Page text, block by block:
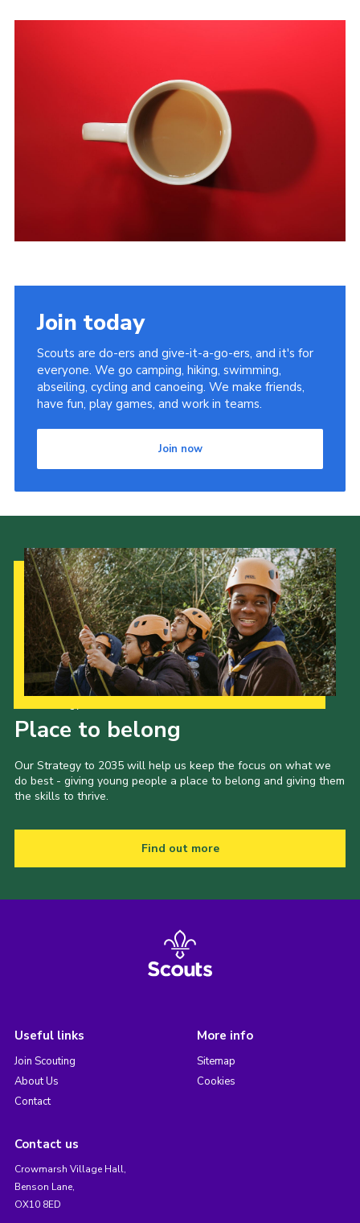
Join today
Scouts are do-ers and give-it-a-go-ers, and it's for
everyone. We go camping, hiking, swimming,
abseiling, cycling and canoeing. We make friends,
have fun, play games, and work in teams.
Join now
Place to belong
Our Strategy to 2035 will help us keep the focus on what we
do best - giving young people a place to belong and giving them
the skills to thrive.
Find out more
Useful links
Join Scouting
About Us
Contact
More info
Sitemap
Cookies
Contact us
Crowmarsh Village Hall,
Benson Lane,
OX10 8ED